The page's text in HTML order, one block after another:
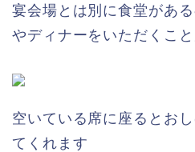
宴会場とは別に食堂があ
やディナーをいただくこ
空いている席に座るとお
てくれます